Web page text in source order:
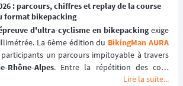
: parcours, chiffres et replay de la course
format bikepacking
d'ultra-cyclisme en bikepacking exige
La 6ème édition du BikingMan AURA
participants un parcours impitoyable à travers
Rhône-Alpes. Entre la répétition des cols,
et la privation de sommeil, les coureurs en
Lire la suite...